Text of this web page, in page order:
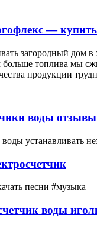
—
загородный дом
больше топлива мы
продукции
воды отзывы
устанавливать
песни #музыка
воды